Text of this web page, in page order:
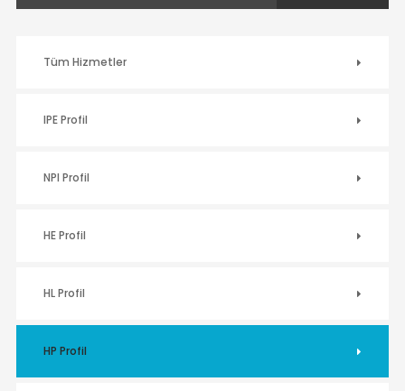
Tüm Hizmetler
IPE Profil
NPI Profil
HE Profil
HL Profil
HP Profil